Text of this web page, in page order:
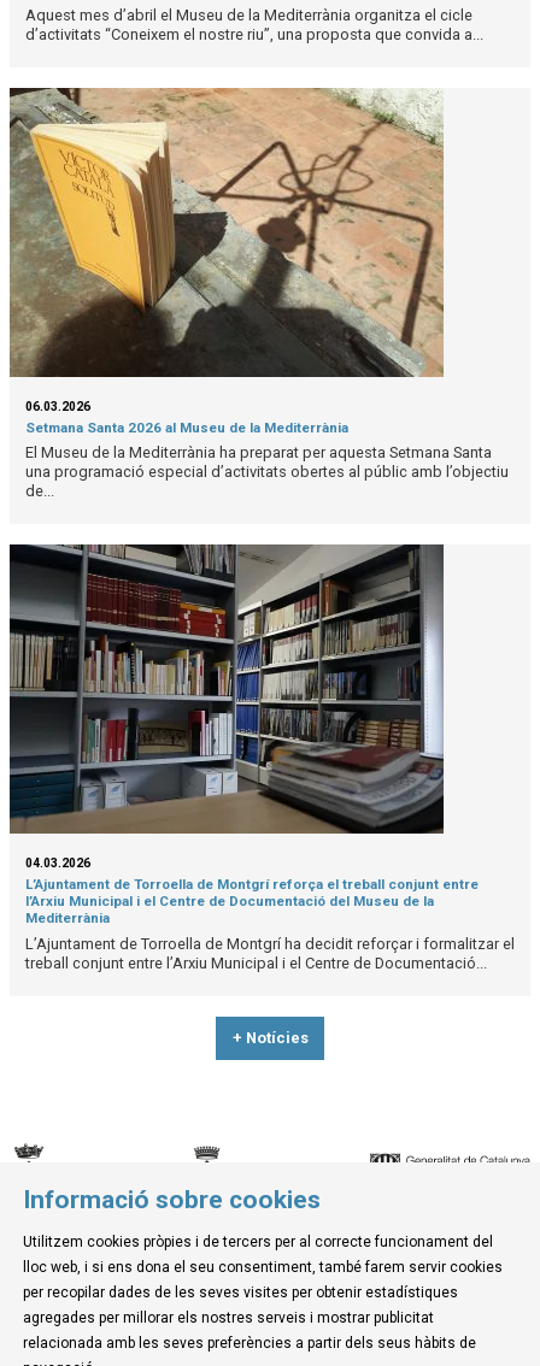
Aquest mes d’abril el Museu de la Mediterrània organitza el cicle
d’activitats “Coneixem el nostre riu”, una proposta que convida a...
06.03.2026
Setmana Santa 2026 al Museu de la Mediterrània
El Museu de la Mediterrània ha preparat per aquesta Setmana Santa
una programació especial d’activitats obertes al públic amb l’objectiu
de...
04.03.2026
L’Ajuntament de Torroella de Montgrí reforça el treball conjunt entre
l’Arxiu Municipal i el Centre de Documentació del Museu de la
Mediterrània
L’Ajuntament de Torroella de Montgrí ha decidit reforçar i formalitzar el
treball conjunt entre l’Arxiu Municipal i el Centre de Documentació...
+ Notícies
© Museu de la Mediterrània
C. d'Ullà, 27-31 | 17257 Torroella de Montgrí
Tel. 972 755 180 a/e: info@museudelamediterrania.cat
|
Informació sobre cookies
Utilitzem cookies pròpies i de tercers per al correcte funcionament del
lloc web, i si ens dona el seu consentiment, també farem servir cookies
per recopilar dades de les seves visites per obtenir estadístiques
agregades per millorar els nostres serveis i mostrar publicitat
relacionada amb les seves preferències a partir dels seus hàbits de